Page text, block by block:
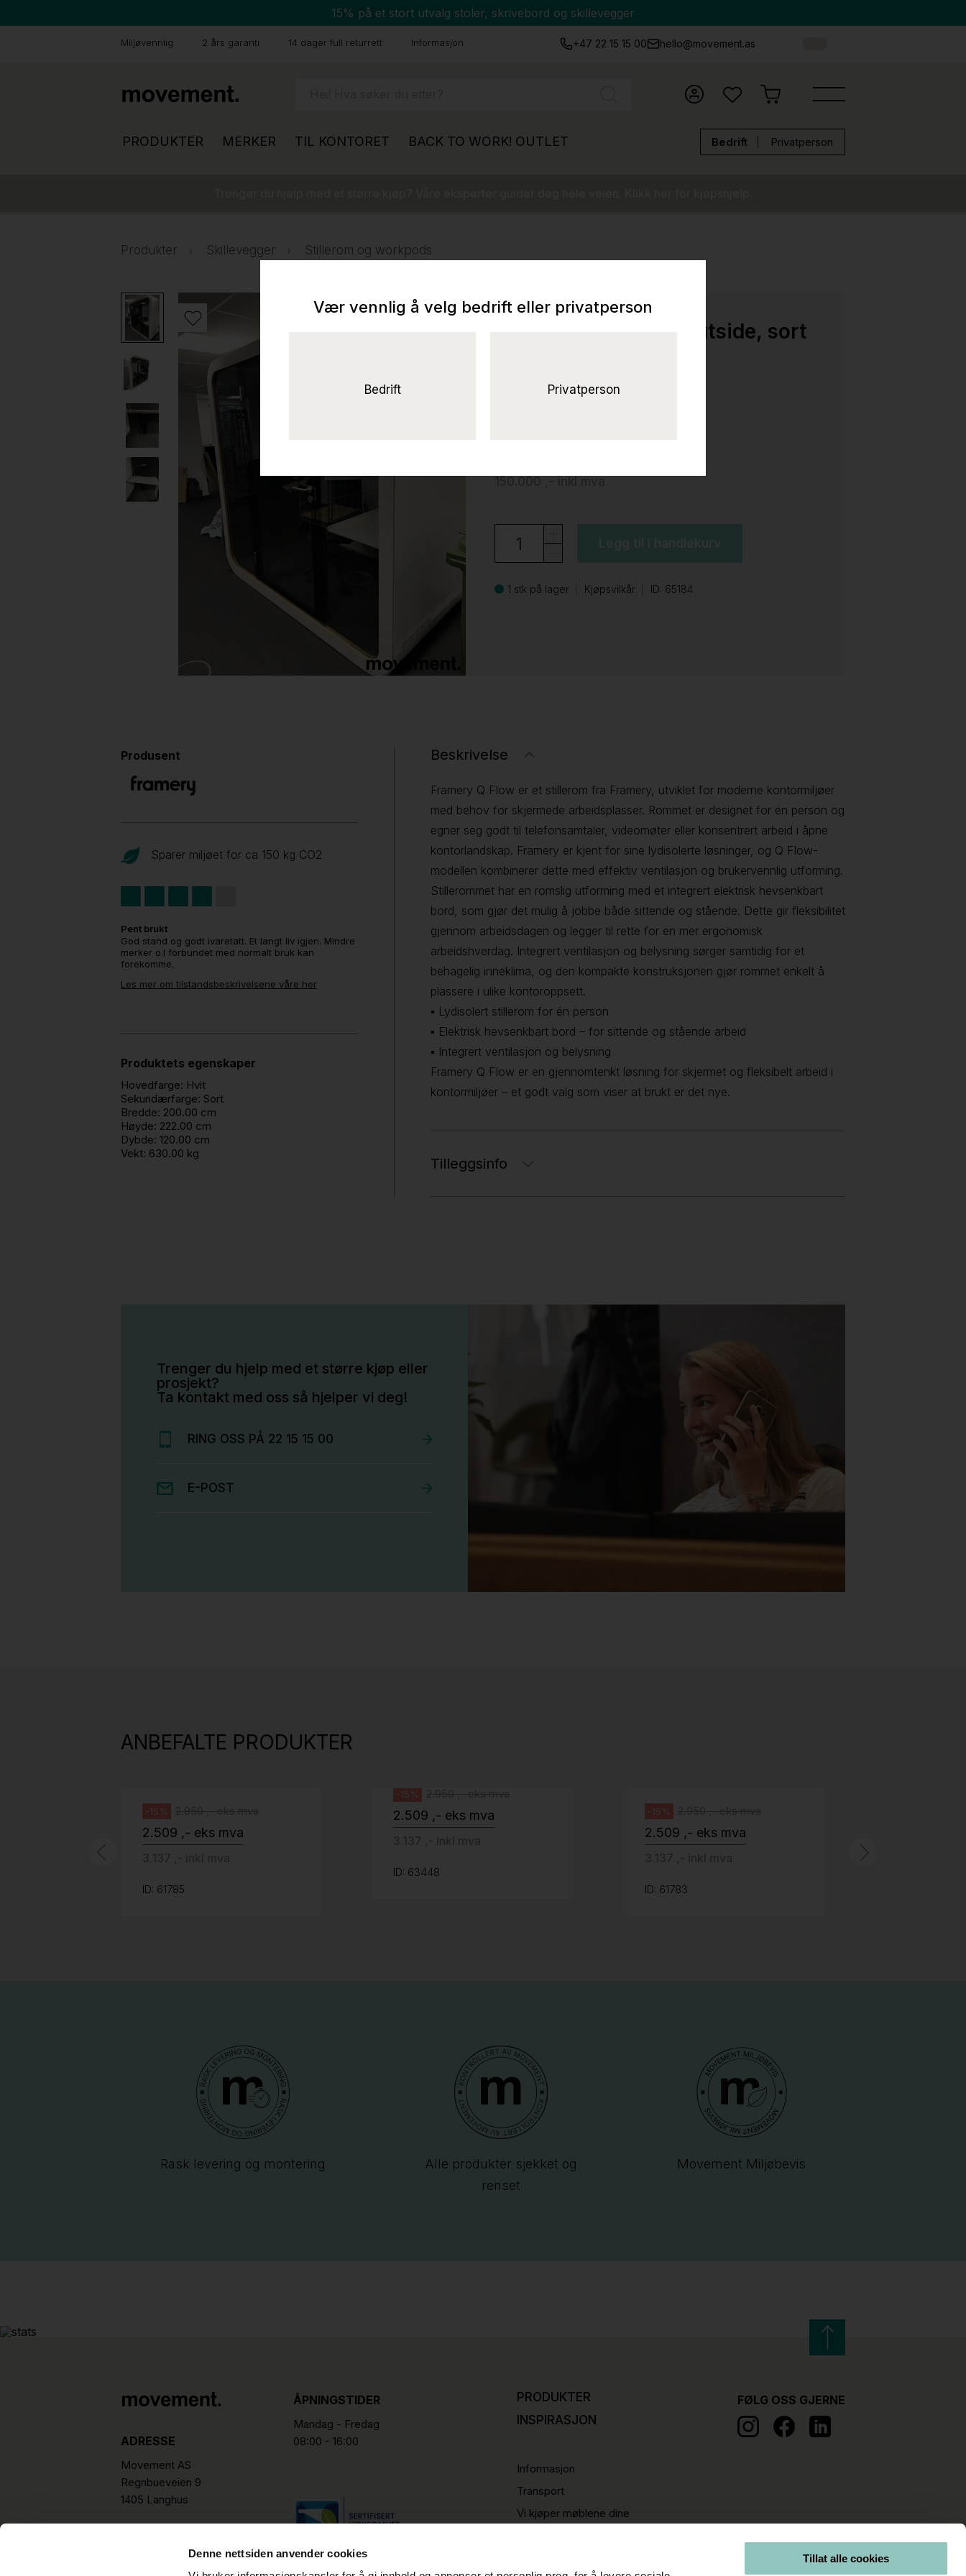
Denne nettsiden anvender cookies
Tillat alle cookies
15% på et stort utvalg stoler, skrivebord og skillevegger
Miljøvennlig 2 års garanti 14 dager full returrett Informasjon +47 22 15 15 00 hello@movement.as
PRODUKTER MERKER TIL KONTORET BACK TO WORK! OUTLET Bedrift Privatperson
Produkter Skillevegger Stillerom og workpods
Framery Q Flow Hvit utside, sort
Framery
Legg til i handlekurv
1 stk på lager Kjøpsvilkår ID: 65184
Produsent
Sparer miljøet for ca 150 kg CO2
Pent brukt
God stand og godt ivaretatt. Et langt liv igjen. Mindre
merker o.l forbundet med normalt bruk kan
forekomme.
Les mer om tilstandsbeskrivelsene våre her
Produktets egenskaper
Hovedfarge: Hvit
Sekundærfarge: Sort
Bredde: 200.00 cm
Høyde: 222.00 cm
Dybde: 120.00 cm
Vekt: 630.00 kg
Beskrivelse
Framery Q Flow er et stillerom fra Framery, utviklet for moderne kontormiljøer
med behov for skjermede arbeidsplasser. Rommet er designet for én person og
egner seg godt til telefonsamtaler, videomøter eller konsentrert arbeid i åpne
kontorlandskap. Framery er kjent for sine lydisolerte løsninger, og Q Flow-
modellen kombinerer dette med effektiv ventilasjon og brukervennlig utforming.
Stillerommet har en romslig utforming med et integrert elektrisk hevsenkbart
bord, som gjør det mulig å jobbe både sittende og stående. Dette gir fleksibilitet
gjennom arbeidsdagen og legger til rette for en mer ergonomisk
arbeidshverdag. Integrert ventilasjon og belysning sørger samtidig for et
behagelig inneklima, og den kompakte konstruksjonen gjør rommet enkelt å
plassere i ulike kontoroppsett.
▪ Lydisolert stillerom for én person
▪ Elektrisk hevsenkbart bord – for sittende og stående arbeid
▪ Integrert ventilasjon og belysning
Framery Q Flow er en gjennomtenkt løsning for skjermet og fleksibelt arbeid i
kontormiljøer – et godt valg som viser at brukt er det nye.
Tilleggsinfo
Trenger du hjelp med et større kjøp eller
prosjekt?
Ta kontakt med oss så hjelper vi deg!
RING OSS PÅ 22 15 15 00
E-POST
ANBEFALTE PRODUKTER
grått fotkryss, Pent brukt
-15%
2.509 ,- eks mva
ID: 61785
-15%
2.509 ,- eks mva
ID: 63448
-15%
2.509 ,- eks mva
ID: 61783
Rask levering og montering
Alle produkter sjekket og
renset
Movement Miljøbevis
ADRESSE
Movement AS
Regnbueveien 9
1405 Langhus
hello@movement.as
ÅPNINGSTIDER
Mandag - Fredag
08:00 - 16:00
PRODUKTER
INSPIRASJON
Informasjon
Transport
Vi kjøper møblene dine
FØLG OSS GJERNE
Vær vennlig å velg bedrift eller privatperson
Bedrift Privatperson